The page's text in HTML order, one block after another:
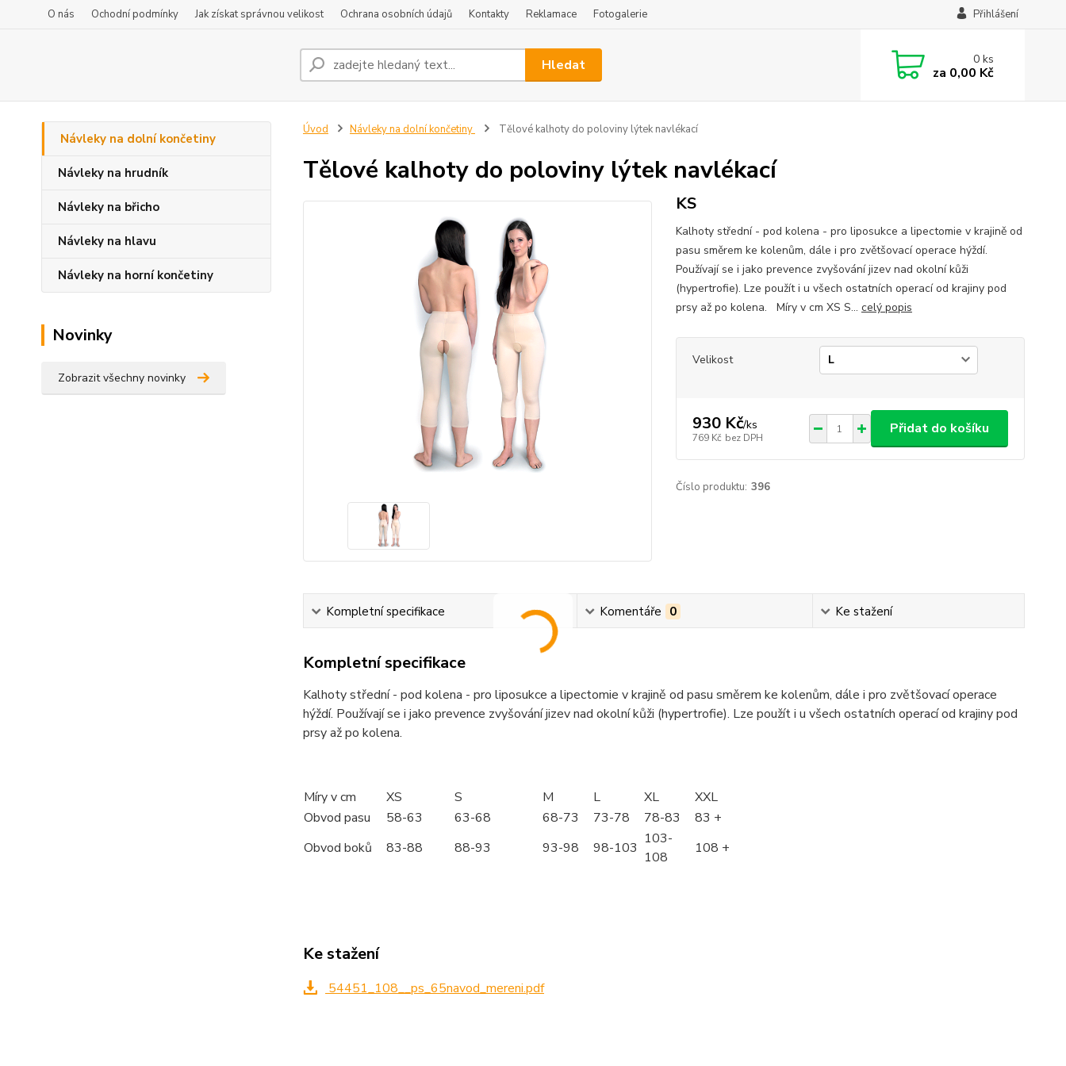
O nás Ochodní podmínky Jak získat správnou velikost Ochrana osobních údajů Kontakty Reklamace Fotogalerie Přihlášení
Hledat 0ks
za 0,00 Kč
Návleky na dolní končetiny
Návleky na hrudník
Návleky na břicho
Návleky na hlavu
Návleky na horní končetiny
Novinky
Zobrazit všechny novinky
Úvod Návleky na dolní končetiny Tělové kalhoty do poloviny lýtek navlékací
Tělové kalhoty do poloviny lýtek navlékací
KS
Kalhoty střední - pod kolena - pro liposukce a lipectomie v krajině od
pasu směrem ke kolenům, dále i pro zvětšovací operace hýždí.
Používají se i jako prevence zvyšování jizev nad okolní kůži
(hypertrofie). Lze použít i u všech ostatních operací od krajiny pod
prsy až po kolena. Míry v cm XS S... celý popis
Velikost
930 Kč/ks
769 Kč bez DPH
Přidat do košíku
Číslo produktu: 396
Kompletní specifikace Komentáře 0 Ke stažení
Kompletní specifikace
Kalhoty střední - pod kolena - pro liposukce a lipectomie v krajině od pasu směrem ke kolenům, dále i pro zvětšovací operace
hýždí. Používají se i jako prevence zvyšování jizev nad okolní kůži (hypertrofie). Lze použít i u všech ostatních operací od krajiny pod
prsy až po kolena.
Míry v cm XS S M L XL
XXL
Obvod pasu
58-63 63-68 68-73 73-78 78-83
83 +
Obvod boků
83-88 88-93 93-98 98-103
103-
108
108 +
Ke stažení
54451_108__ps_65navod_mereni.pdf